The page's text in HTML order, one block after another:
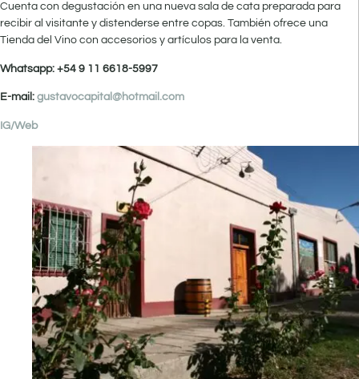
Cuenta con degustación en una nueva sala de cata preparada para
recibir al visitante y distenderse entre copas. También ofrece una
Tienda del Vino con accesorios y artículos para la venta.
Whatsapp: +54 9 11 6618-5997
E-mail: gustavocapital@hotmail.com
IG/Web